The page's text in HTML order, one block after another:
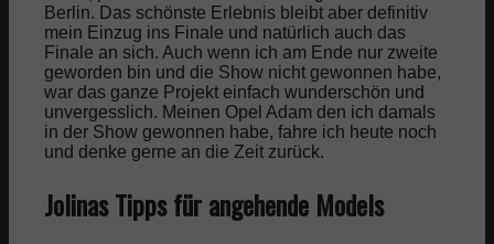
Berlin. Das schönste Erlebnis bleibt aber definitiv
mein Einzug ins Finale und natürlich auch das
Finale an sich. Auch wenn ich am Ende nur zweite
geworden bin und die Show nicht gewonnen habe,
war das ganze Projekt einfach wunderschön und
unvergesslich. Meinen Opel Adam den ich damals
in der Show gewonnen habe, fahre ich heute noch
und denke gerne an die Zeit zurück.
Jolinas Tipps für angehende Models